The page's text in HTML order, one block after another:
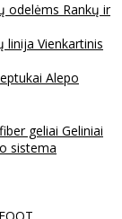
odelėms Rankų ir
linija Vienkartinis
Alepo
geliai Geliniai
sistema